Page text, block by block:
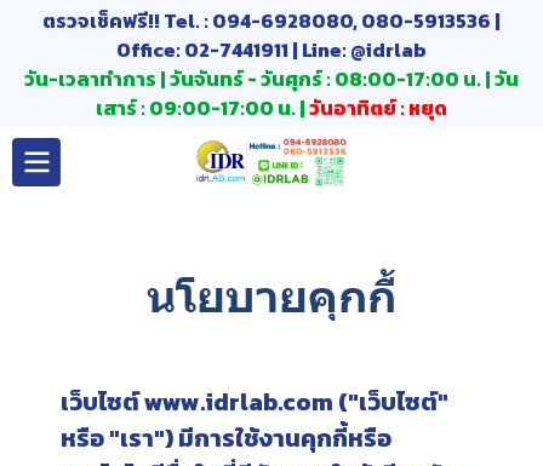
ตรวจเช็คฟรี!! Tel. : 094-6928080, 080-5913536 |
Office: 02-7441911 | Line: @idrlab
วัน-เวลาทำการ | วันจันทร์ - วันศุกร์ : 08:00-17:00 น. | วัน
เสาร์ : 09:00-17:00 น. |วันอาทิตย์ : หยุด
นโยบายคุกกี้
เว็บไซต์ www.idrlab.com ("เว็บไซต์"
หรือ "เรา") มีการใช้งานคุกกี้หรือ